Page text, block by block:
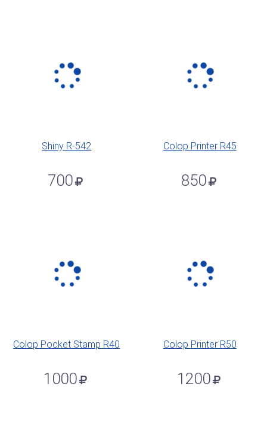
Shiny R-542
700
Colop Printer R45
850
Colop Pocket Stamp R40
1000
Colop Printer R50
1200